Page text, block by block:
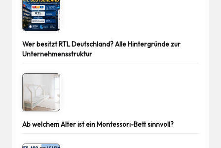
Wer besitzt RTL Deutschland? Alle Hintergründe zur
Unternehmensstruktur
Ab welchem Alter ist ein Montessori-Bett sinnvoll?